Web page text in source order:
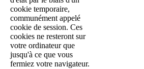
cookie temporaire,
communément appelé
cookie de session. Ces
cookies ne resteront sur
votre ordinateur que
jusqu'à ce que vous
fermiez votre navigateur.